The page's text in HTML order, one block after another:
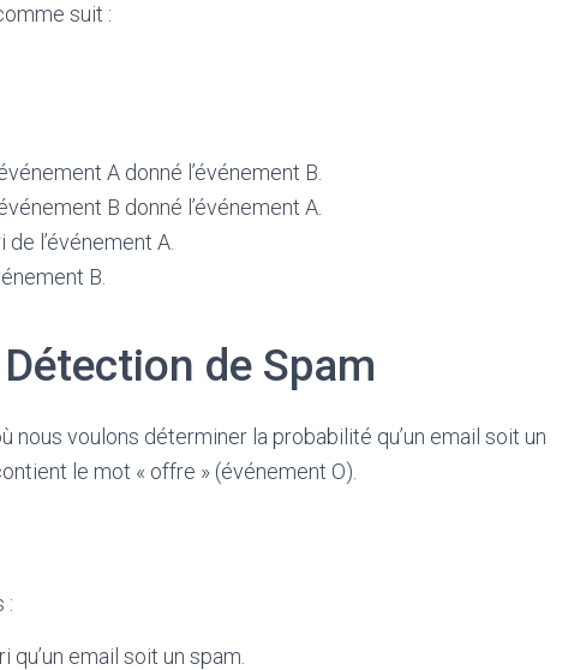
suit :
A donné l’événement B.
B donné l’événement A.
l’événement A.
B.
de Spam
nous voulons déterminer la probabilité qu’un email soit un
le mot « offre » (événement O).
:
qu’un email soit un spam.